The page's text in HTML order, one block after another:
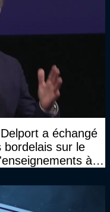
a échangé
bordelais sur le
à la